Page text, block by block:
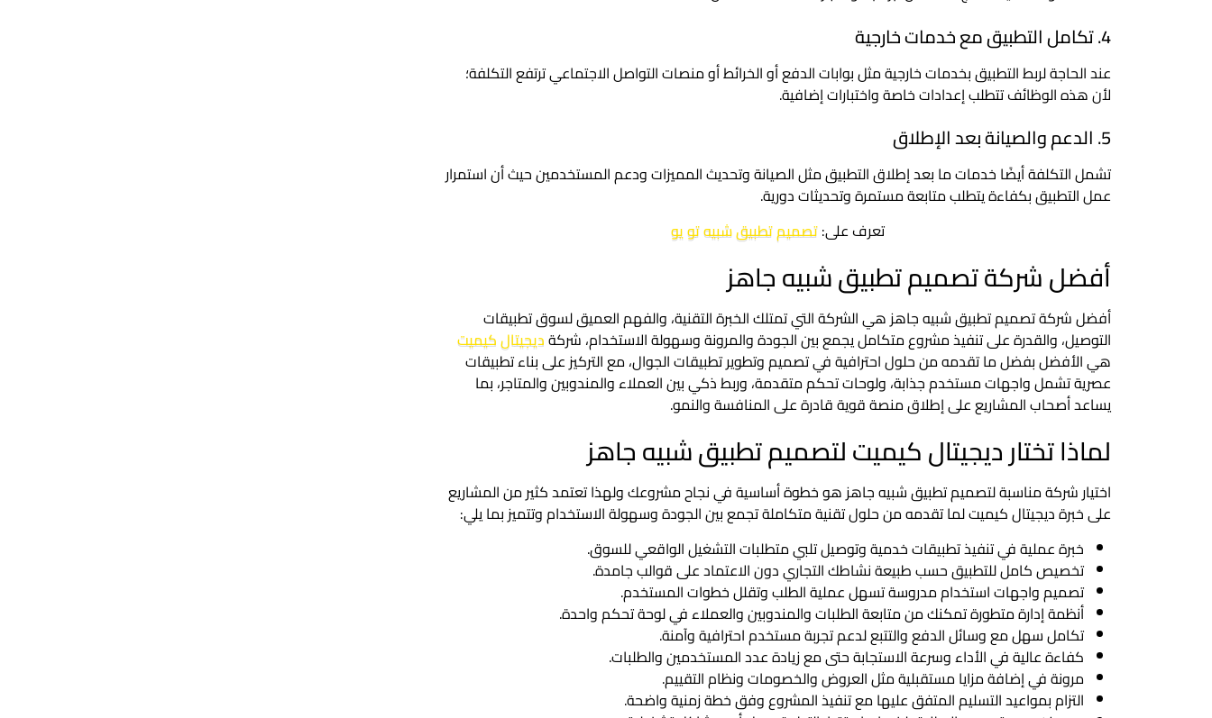
4. تكامل التطبيق مع خدمات خارجية
عند الحاجة لربط التطبيق بخدمات خارجية مثل بوابات الدفع أو الخرائط أو منصات التواصل الاجتماعي ترتفع التكلفة؛
لأن هذه الوظائف تتطلب إعدادات خاصة واختبارات إضافية.
5. الدعم والصيانة بعد الإطلاق
تشمل التكلفة أيضًا خدمات ما بعد إطلاق التطبيق مثل الصيانة وتحديث المميزات ودعم المستخدمين حيث أن استمرار
عمل التطبيق بكفاءة يتطلب متابعة مستمرة وتحديثات دورية.
تعرف على:تصميم تطبيق شبيه تو يو
أفضل شركة تصميم تطبيق شبيه جاهز
أفضل شركة تصميم تطبيق شبيه جاهز هي الشركة التي تمتلك الخبرة التقنية، والفهم العميق لسوق تطبيقات
التوصيل، والقدرة على تنفيذ مشروع متكامل يجمع بين الجودة والمرونة وسهولة الاستخدام، شركةديجيتال كيميت
هي الأفضل بفضل ما تقدمه من حلول احترافية في تصميم وتطوير تطبيقات الجوال، مع التركيز على بناء تطبيقات
عصرية تشمل واجهات مستخدم جذابة، ولوحات تحكم متقدمة، وربط ذكي بين العملاء والمندوبين والمتاجر، بما
يساعد أصحاب المشاريع على إطلاق منصة قوية قادرة على المنافسة والنمو.
لماذا تختار ديجيتال كيميت لتصميم تطبيق شبيه جاهز
اختيار شركة مناسبة لتصميم تطبيق شبيه جاهز هو خطوة أساسية في نجاح مشروعك ولهذا تعتمد كثير من المشاريع
على خبرة ديجيتال كيميت لما تقدمه من حلول تقنية متكاملة تجمع بين الجودة وسهولة الاستخدام وتتميز بما يلي:
خبرة عملية في تنفيذ تطبيقات خدمية وتوصيل تلبي متطلبات التشغيل الواقعي للسوق.
تخصيص كامل للتطبيق حسب طبيعة نشاطك التجاري دون الاعتماد على قوالب جامدة.
تصميم واجهات استخدام مدروسة تسهل عملية الطلب وتقلل خطوات المستخدم.
أنظمة إدارة متطورة تمكنك من متابعة الطلبات والمندوبين والعملاء في لوحة تحكم واحدة.
تكامل سهل مع وسائل الدفع والتتبع لدعم تجربة مستخدم احترافية وآمنة.
كفاءة عالية في الأداء وسرعة الاستجابة حتى مع زيادة عدد المستخدمين والطلبات.
مرونة في إضافة مزايا مستقبلية مثل العروض والخصومات ونظام التقييم.
التزام بمواعيد التسليم المتفق عليها مع تنفيذ المشروع وفق خطة زمنية واضحة.